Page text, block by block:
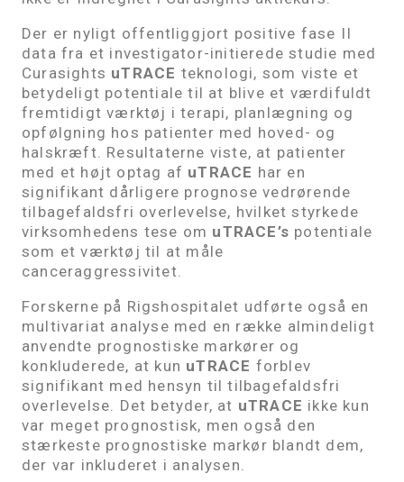
Der er nyligt offentliggjort positive fase II
data fra et investigator-initierede studie med
Curasights uTRACE teknologi, som viste et
betydeligt potentiale til at blive et værdifuldt
fremtidigt værktøj i terapi, planlægning og
opfølgning hos patienter med hoved- og
halskræft. Resultaterne viste, at patienter
med et højt optag af uTRACE har en
signifikant dårligere prognose vedrørende
tilbagefaldsfri overlevelse, hvilket styrkede
virksomhedens tese om uTRACE’s potentiale
som et værktøj til at måle
canceraggressivitet.
Forskerne på Rigshospitalet udførte også en
multivariat analyse med en række almindeligt
anvendte prognostiske markører og
konkluderede, at kun uTRACE forblev
signifikant med hensyn til tilbagefaldsfri
overlevelse. Det betyder, at uTRACE ikke kun
var meget prognostisk, men også den
stærkeste prognostiske markør blandt dem,
der var inkluderet i analysen.